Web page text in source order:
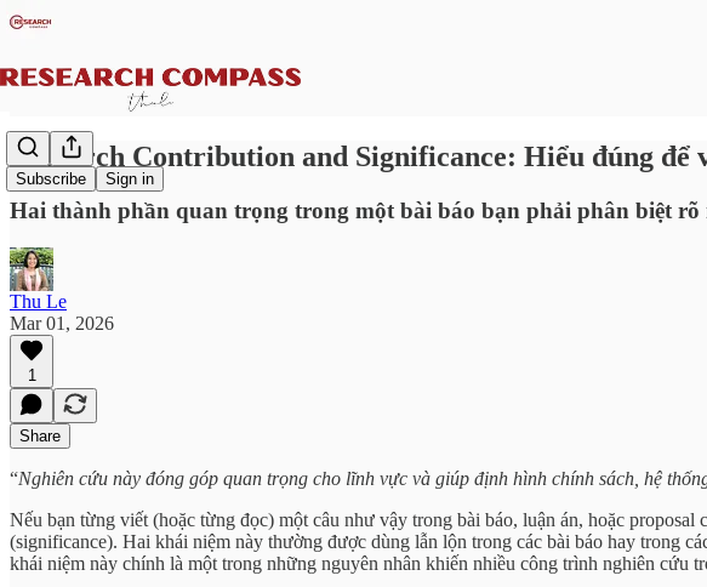
Subscribe Sign in
Research Contribution and Significance: Hiểu đúng để
Hai thành phần quan trọng trong một bài báo bạn phải phân biệt
Thu Le
Mar 01, 2026
1
Share
“Nghiên cứu này đóng góp quan trọng cho lĩnh vực và giúp định hình chính sách, hệ
Nếu bạn từng viết (hoặc từng đọc) một câu như vậy trong bài báo, luận án, hoặc
(significance). Hai khái niệm này thường được dùng lẫn lộn trong các bài báo hay trong
khái niệm này chính là một trong những nguyên nhân khiến nhiều công trình nghiên cứu